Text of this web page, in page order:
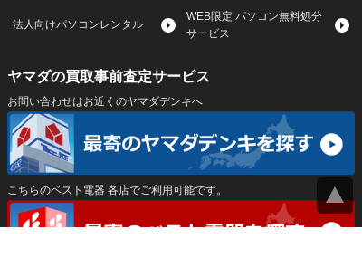
法人向けパソコンレンタル
WEB限定 パソコン無料処分
サービス
ヤマダの買取事前査定サービス
お問い合わせはお近くのヤマダデンキへ
こちらのベスト電器 各店でご利用可能です。